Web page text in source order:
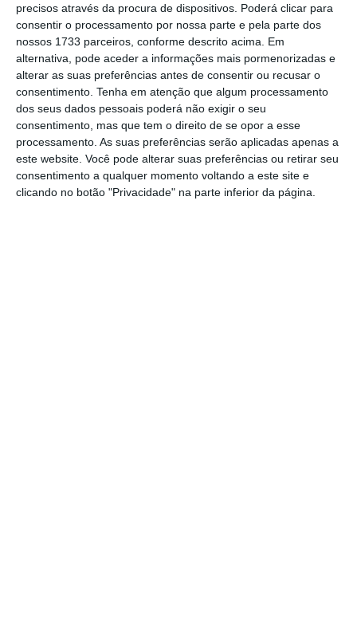
precisos através da procura de dispositivos. Poderá clicar para
consentir o processamento por nossa parte e pela parte dos
nossos 1733 parceiros, conforme descrito acima. Em
alternativa, pode aceder a informações mais pormenorizadas e
alterar as suas preferências antes de consentir ou recusar o
consentimento. Tenha em atenção que algum processamento
dos seus dados pessoais poderá não exigir o seu
consentimento, mas que tem o direito de se opor a esse
processamento. As suas preferências serão aplicadas apenas a
este website. Você pode alterar suas preferências ou retirar seu
consentimento a qualquer momento voltando a este site e
clicando no botão "Privacidade" na parte inferior da página.
Escolha o ECO como fonte
preferida no Google
Escolher›
“Entre jogos, desafios e vários prémios
envolvidos, a iniciativa promovida pela
Carlsberg pretende proporcionar momentos
únicos para todos os amantes de Padel ou para
quem quer passar um dia diferente, cheio de
surpresas”, diz a marca.